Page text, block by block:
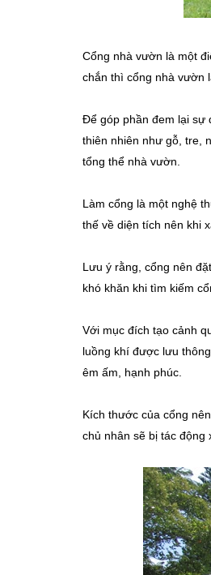
Cổng nhà vườn là một
chắn thì cổng nhà vườn
Để góp phần đem lại sự
thiên nhiên như gỗ, tre,
tổng thể nhà vườn.
Làm cổng là một nghệ
thế về diện tích nên khi
Lưu ý rằng, cổng nên
khó khăn khi tìm kiếm
Với mục đích tạo cảnh
luồng khí được lưu
êm ấm, hạnh phúc.
Kích thước của cổng
chủ nhân sẽ bị tác động